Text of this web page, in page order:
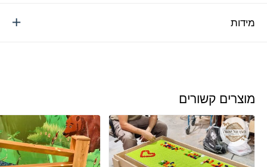
מידות
מוצרים קשורים